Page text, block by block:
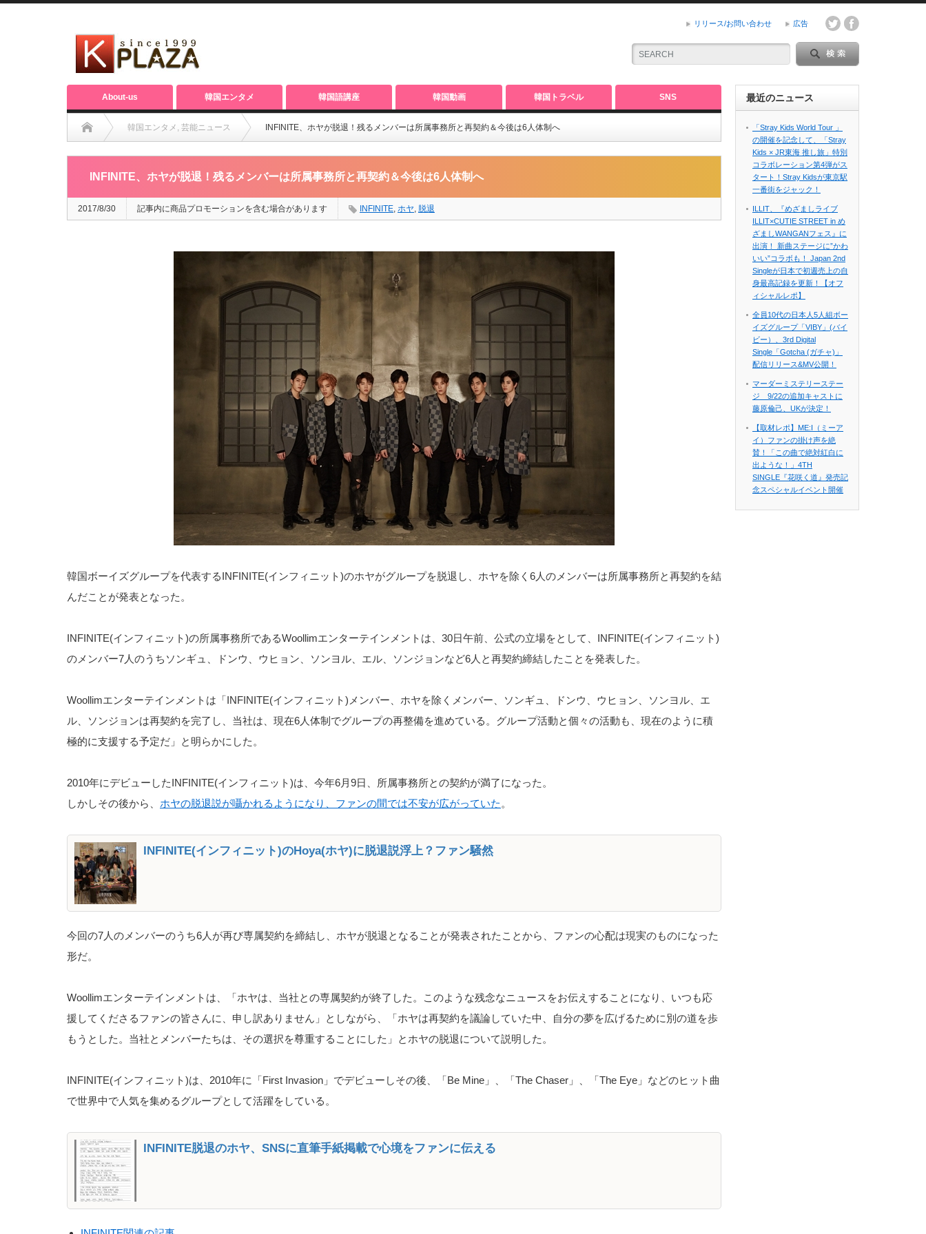
リリース/お問い合わせ 広告
About-us 韓国エンタメ 韓国語講座 韓国動画 韓国トラベル SNS
韓国エンタメ , 芸能ニュース INFINITE、ホヤが脱退！残るメンバーは所属事務所と再契約＆今後は6人体制へ
INFINITE、ホヤが脱退！残るメンバーは所属事務所と再契約＆今後は6人体制へ
2017/8/30 記事内に商品プロモーションを含む場合があります INFINITE, ホヤ, 脱退
韓国ボーイズグループを代表するINFINITE(インフィニット)のホヤがグループを脱退し、ホヤを除く6人のメンバーは所属事務所と再契約を結
んだことが発表となった。
INFINITE(インフィニット)の所属事務所であるWoollimエンターテインメントは、30日午前、公式の立場をとして、INFINITE(インフィニット)
のメンバー7人のうちソンギュ、ドンウ、ウヒョン、ソンヨル、エル、ソンジョンなど6人と再契約締結したことを発表した。
Woollimエンターテインメントは「INFINITE(インフィニット)メンバー、ホヤを除くメンバー、ソンギュ、ドンウ、ウヒョン、ソンヨル、エ
ル、ソンジョンは再契約を完了し、当社は、現在6人体制でグループの再整備を進めている。グループ活動と個々の活動も、現在のように積
極的に支援する予定だ」と明らかにした。
2010年にデビューしたINFINITE(インフィニット)は、今年6月9日、所属事務所との契約が満了になった。
しかしその後から、 ホヤの脱退説が囁かれるようになり、ファンの間では不安が広がっていた 。
INFINITE(インフィニット)のHoya(ホヤ)に脱退説浮上？ファン騒然
今回の7人のメンバーのうち6人が再び専属契約を締結し、ホヤが脱退となることが発表されたことから、ファンの心配は現実のものになった
形だ。
Woollimエンターテインメントは、「ホヤは、当社との専属契約が終了した。このような残念なニュースをお伝えすることになり、いつも応
援してくださるファンの皆さんに、申し訳ありません」としながら、「ホヤは再契約を議論していた中、自分の夢を広げるために別の道を歩
もうとした。当社とメンバーたちは、その選択を尊重することにした」とホヤの脱退について説明した。
INFINITE(インフィニット)は、2010年に「First Invasion」でデビューしその後、「Be Mine」、「The Chaser」、「The Eye」などのヒット曲
で世界中で人気を集めるグループとして活躍をしている。
INFINITE脱退のホヤ、SNSに直筆手紙掲載で心境をファンに伝える
最近のニュース
「Stray Kids World Tour 」
の開催を記念して、「Stray
Kids × JR東海 推し旅」特別
コラボレーション第4弾がス
タート！Stray Kidsが東京駅
一番街をジャック！
ILLIT、『めざましライブ
ILLIT×CUTIE STREET in め
ざましWANGANフェス』に
出演！ 新曲ステージに”かわ
いい”コラボも！ Japan 2nd
Singleが日本で初週売上の自
身最高記録を更新！【オフ
ィシャルレポ】
全員10代の日本人5人組ボー
イズグループ「VIBY」(バイ
ビー）、3rd Digital
Single「Gotcha (ガチャ)」
配信リリース&MV公開！
マーダーミステリーステー
ジ 9/22の追加キャストに
藤原倫己、UKが決定！
【取材レポ】ME:I（ミーア
イ）ファンの掛け声を絶
賛！「この曲で絶対紅白に
出ような！」4TH
SINGLE『花咲く道』発売記
念スペシャルイベント開催